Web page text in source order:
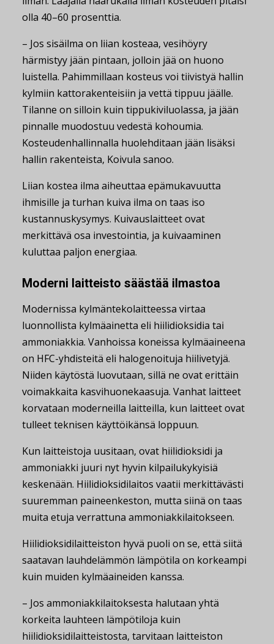
olla 40–60 prosenttia.
– Jos sisäilma on liian kosteaa, vesihöyry
härmistyy jään pintaan, jolloin jää on huono
luistella. Pahimmillaan kosteus voi tiivistyä hallin
kylmiin kattorakenteisiin ja vettä tippuu jäälle.
Tilanne on silloin kuin tippukiviluolassa, ja jään
pinnalle muodostuu vedestä kohoumia.
Kosteudenhallinnalla huolehditaan jään lisäksi
hallin rakenteista, Koivula sanoo.
Liian kostea ilma aiheuttaa epämukavuutta
ihmisille ja turhan kuiva ilma on taas iso
kustannuskysymys. Kuivauslaitteet ovat
merkittävä osa investointia, ja kuivaaminen
kuluttaa paljon energiaa.
Moderni laitteisto säästää ilmastoa
Modernissa kylmäntekolaitteessa virtaa
luonnollista kylmäainetta eli hiilidioksidia tai
ammoniakkia. Vanhoissa koneissa kylmäaineena
on HFC-yhdisteitä eli halogenoituja hiilivetyjä.
Niiden käytöstä luovutaan, sillä ne ovat erittäin
voimakkaita kasvihuonekaasuja. Vanhat laitteet
korvataan moderneilla laitteilla, kun laitteet ovat
tulleet teknisen käyttöikänsä loppuun.
Kun laitteistoja uusitaan, ovat hiilidioksidi ja
ammoniakki juuri nyt hyvin kilpailukykyisiä
keskenään. Hiilidioksidilaitos vaatii merkittävästi
suuremman paineenkeston, mutta siinä on taas
muita etuja verrattuna ammoniakkilaitokseen.
Hiilidioksidilaitteiston hyvä puoli on se, että siitä
saatavan lauhdelämmön lämpötila on korkeampi
kuin muiden kylmäaineiden kanssa.
– Jos ammoniakkilaitoksesta halutaan yhtä
korkeita lauhteen lämpötiloja kuin
hiilidioksidilaitteistosta, tarvitaan laitteiston